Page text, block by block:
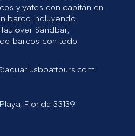
y yates con capitán en
barco incluyendo
Sandbar,
barcos con todo
, Florida 33139